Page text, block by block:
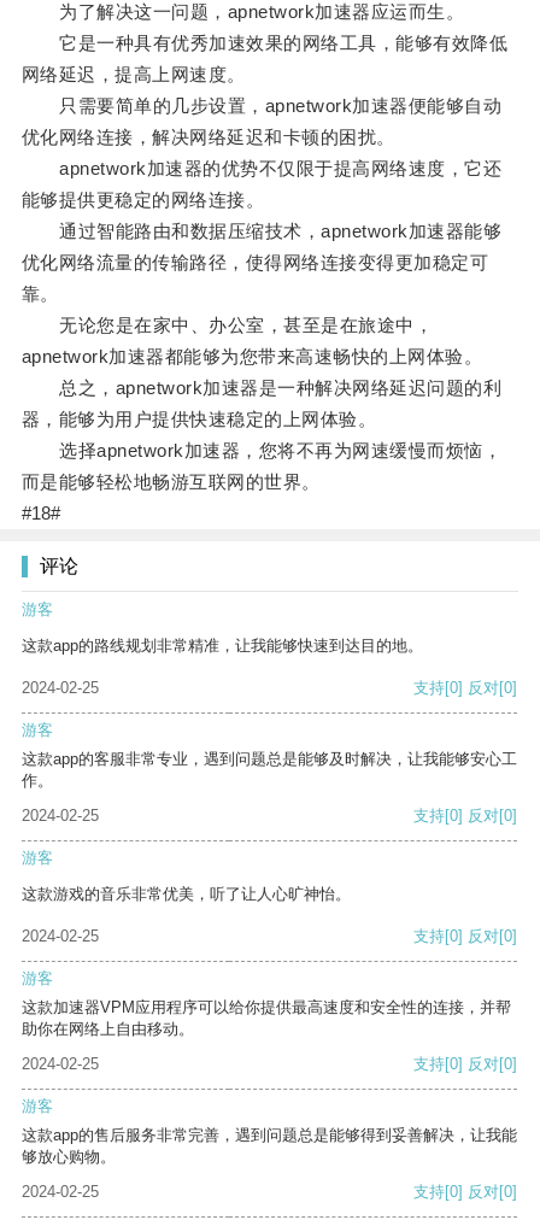
为了解决这一问题，apnetwork加速器应运而生。
它是一种具有优秀加速效果的网络工具，能够有效降低
网络延迟，提高上网速度。
只需要简单的几步设置，apnetwork加速器便能够自动
优化网络连接，解决网络延迟和卡顿的困扰。
apnetwork加速器的优势不仅限于提高网络速度，它还
能够提供更稳定的网络连接。
通过智能路由和数据压缩技术，apnetwork加速器能够
优化网络流量的传输路径，使得网络连接变得更加稳定可
靠。
无论您是在家中、办公室，甚至是在旅途中，
apnetwork加速器都能够为您带来高速畅快的上网体验。
总之，apnetwork加速器是一种解决网络延迟问题的利
器，能够为用户提供快速稳定的上网体验。
选择apnetwork加速器，您将不再为网速缓慢而烦恼，
而是能够轻松地畅游互联网的世界。
#18#
评论
游客
这款app的路线规划非常精准，让我能够快速到达目的地。
2024-02-25 支持[0] 反对[0]
游客
这款app的客服非常专业，遇到问题总是能够及时解决，让我能够安心工
作。
2024-02-25
支持[0] 反对[0]
游客
这款游戏的音乐非常优美，听了让人心旷神怡。
2024-02-25 支持[0] 反对[0]
游客
这款加速器VPM应用程序可以给你提供最高速度和安全性的连接，并帮
助你在网络上自由移动。
2024-02-25
支持[0] 反对[0]
游客
这款app的售后服务非常完善，遇到问题总是能够得到妥善解决，让我能
够放心购物。
2024-02-25
支持[0] 反对[0]